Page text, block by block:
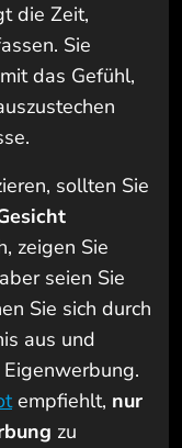
die Zeit,
Sie
das Gefühl,
sollten Sie
zeigen Sie
seien Sie
Sie sich durch
aus und
empfiehlt, nur
zu